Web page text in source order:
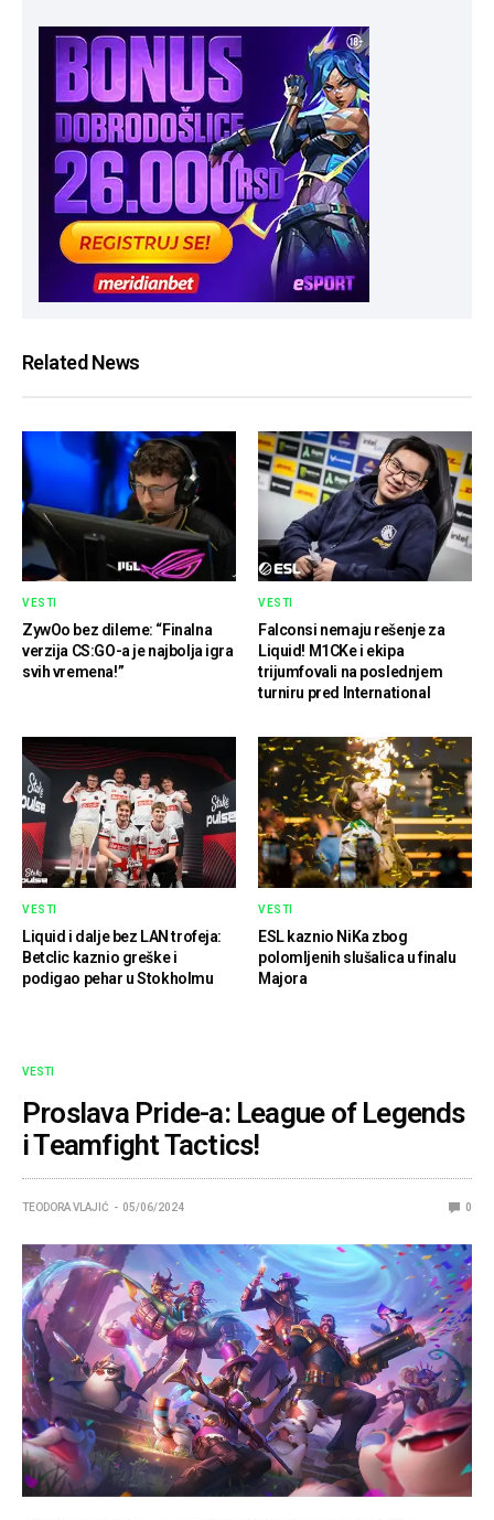
Related News
VESTI
ZywOo bez dileme: “Finalna
verzija CS:GO-a je najbolja igra
svih vremena!”
VESTI
Falconsi nemaju rešenje za
Liquid! M1CKe i ekipa
trijumfovali na poslednjem
turniru pred International
VESTI
Liquid i dalje bez LAN trofeja:
Betclic kaznio greške i
podigao pehar u Stokholmu
VESTI
ESL kaznio NiKa zbog
polomljenih slušalica u finalu
Majora
VESTI
Proslava Pride-a: League of Legends
i Teamfight Tactics!
TEODORA VLAJIĆ 05/06/2024 0